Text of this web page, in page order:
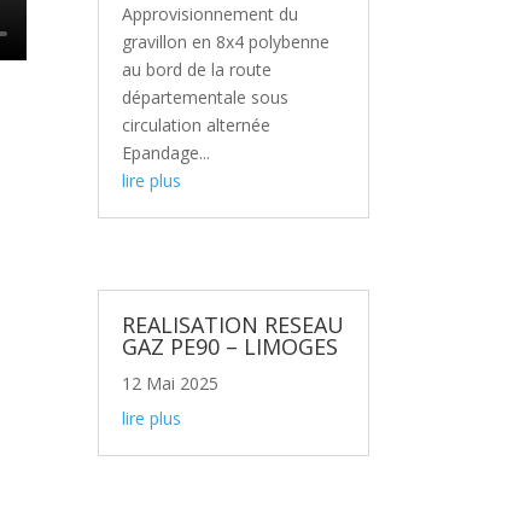
Approvisionnement du
gravillon en 8x4 polybenne
au bord de la route
départementale sous
circulation alternée
Epandage...
lire plus
REALISATION RESEAU
GAZ PE90 – LIMOGES
12 Mai 2025
lire plus